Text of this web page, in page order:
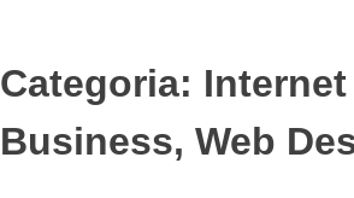
Categoria: Internet
Business, Web